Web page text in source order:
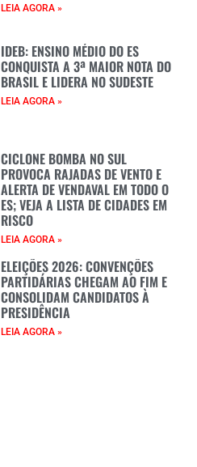
LEIA AGORA »
IDEB: ENSINO MÉDIO DO ES
CONQUISTA A 3ª MAIOR NOTA DO
BRASIL E LIDERA NO SUDESTE
LEIA AGORA »
CICLONE BOMBA NO SUL
PROVOCA RAJADAS DE VENTO E
ALERTA DE VENDAVAL EM TODO O
ES; VEJA A LISTA DE CIDADES EM
RISCO
LEIA AGORA »
ELEIÇÕES 2026: CONVENÇÕES
PARTIDÁRIAS CHEGAM AO FIM E
CONSOLIDAM CANDIDATOS À
PRESIDÊNCIA
LEIA AGORA »